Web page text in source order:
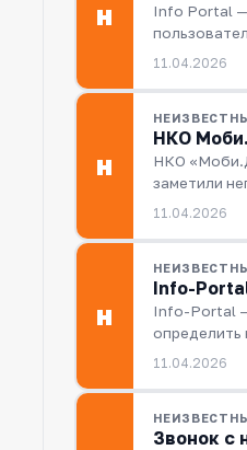
Н
Info Portal —
11.04.2026
Н
НКО
НКО
заметили
11.04.2026
Н
Info-
Info-Portal —
определить
11.04.2026
Звонок с